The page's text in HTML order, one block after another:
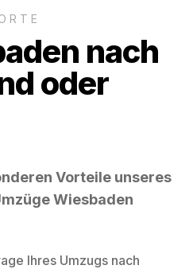
nach
oder
Vorteile unseres
Wiesbaden
Ihres Umzugs nach